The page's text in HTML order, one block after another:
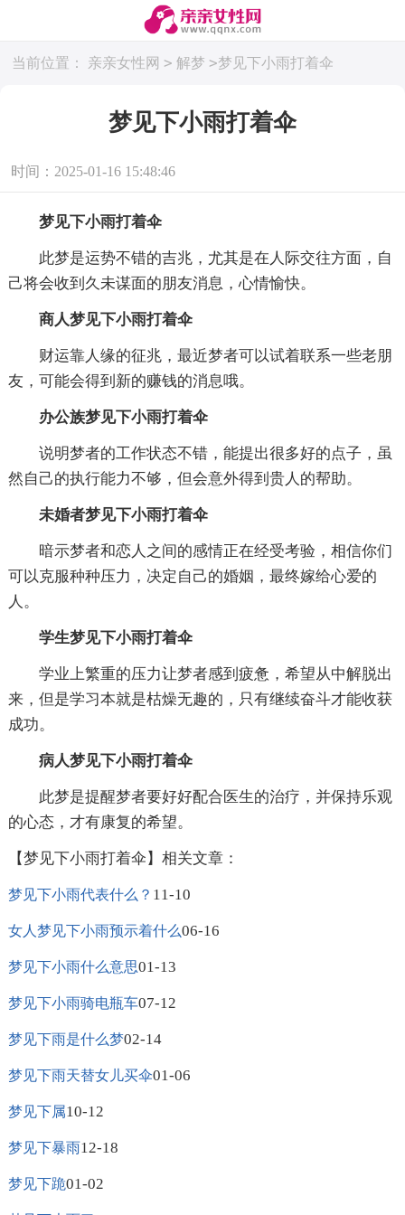
当前位置： 亲亲女性网 > 解梦 >梦见下小雨打着伞
梦见下小雨打着伞
时间：2025-01-16 15:48:46
梦见下小雨打着伞
此梦是运势不错的吉兆，尤其是在人际交往方面，自
己将会收到久未谋面的朋友消息，心情愉快。
商人梦见下小雨打着伞
财运靠人缘的征兆，最近梦者可以试着联系一些老朋
友，可能会得到新的赚钱的消息哦。
办公族梦见下小雨打着伞
说明梦者的工作状态不错，能提出很多好的点子，虽
然自己的执行能力不够，但会意外得到贵人的帮助。
未婚者梦见下小雨打着伞
暗示梦者和恋人之间的感情正在经受考验，相信你们
可以克服种种压力，决定自己的婚姻，最终嫁给心爱的
人。
学生梦见下小雨打着伞
学业上繁重的压力让梦者感到疲惫，希望从中解脱出
来，但是学习本就是枯燥无趣的，只有继续奋斗才能收获
成功。
病人梦见下小雨打着伞
此梦是提醒梦者要好好配合医生的治疗，并保持乐观
的心态，才有康复的希望。
【梦见下小雨打着伞】相关文章：
梦见下小雨代表什么？ 11-10
女人梦见下小雨预示着什么06-16
梦见下小雨什么意思01-13
梦见下小雨骑电瓶车07-12
梦见下雨是什么梦02-14
梦见下雨天替女儿买伞01-06
梦见下属10-12
梦见下暴雨12-18
梦见下跪01-02